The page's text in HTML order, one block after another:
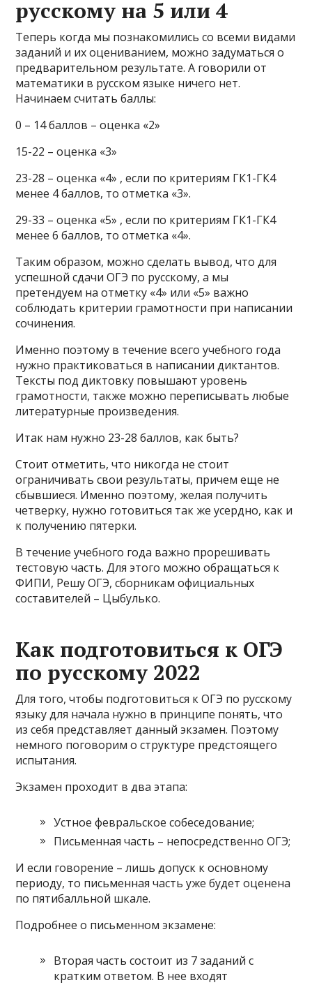
русскому на 5 или 4
Теперь когда мы познакомились со всеми видами
заданий и их оцениванием, можно задуматься о
предварительном результате. А говорили от
математики в русском языке ничего нет.
Начинаем считать баллы:
0 – 14 баллов – оценка «2»
15-22 – оценка «3»
23-28 – оценка «4» , если по критериям ГК1-ГК4
менее 4 баллов, то отметка «3».
29-33 – оценка «5» , если по критериям ГК1-ГК4
менее 6 баллов, то отметка «4».
Таким образом, можно сделать вывод, что для
успешной сдачи ОГЭ по русскому, а мы
претендуем на отметку «4» или «5» важно
соблюдать критерии грамотности при написании
сочинения.
Именно поэтому в течение всего учебного года
нужно практиковаться в написании диктантов.
Тексты под диктовку повышают уровень
грамотности, также можно переписывать любые
литературные произведения.
Итак нам нужно 23-28 баллов, как быть?
Стоит отметить, что никогда не стоит
ограничивать свои результаты, причем еще не
сбывшиеся. Именно поэтому, желая получить
четверку, нужно готовиться так же усердно, как и
к получению пятерки.
В течение учебного года важно прорешивать
тестовую часть. Для этого можно обращаться к
ФИПИ, Решу ОГЭ, сборникам официальных
составителей – Цыбулько.
Как подготовиться к ОГЭ
по русскому 2022
Для того, чтобы подготовиться к ОГЭ по русскому
языку для начала нужно в принципе понять, что
из себя представляет данный экзамен. Поэтому
немного поговорим о структуре предстоящего
испытания.
Экзамен проходит в два этапа:
Устное февральское собеседование;
Письменная часть – непосредственно ОГЭ;
И если говорение – лишь допуск к основному
периоду, то письменная часть уже будет оценена
по пятибалльной шкале.
Подробнее о письменном экзамене:
Вторая часть состоит из 7 заданий с
кратким ответом. В нее входят